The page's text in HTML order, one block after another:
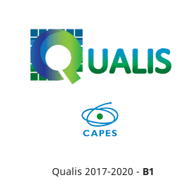
Qualis 2017-2020 - B1